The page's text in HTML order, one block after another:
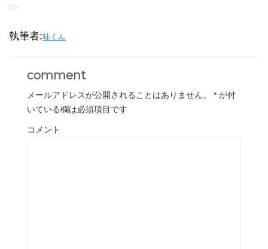
-
執筆者:味くん
comment
メールアドレスが公開されることはありません。 * が付
いている欄は必須項目です
コメント